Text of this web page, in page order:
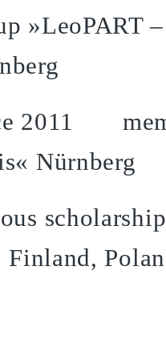
»LeoPART
2011
Nürnberg
Finland,